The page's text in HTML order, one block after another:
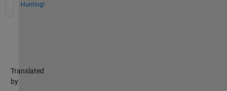
Hunting!
Translated
by